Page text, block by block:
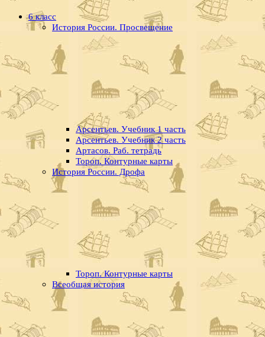
6 класс
История России. Просвещение
Арсентьев. Учебник 1 часть
Арсентьев. Учебник 2 часть
Артасов. Раб. тетрадь
Тороп. Контурные карты
История России. Дрофа
Тороп. Контурные карты
Всеобщая история